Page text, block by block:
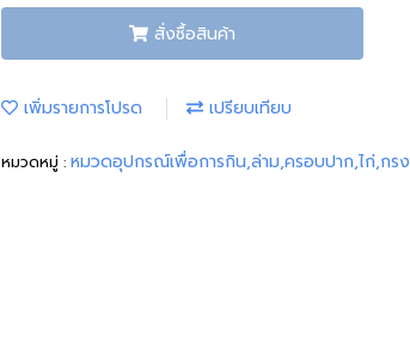
สั่งซื้อสินค้า
เพิ่มรายการโปรด เปรียบเทียบ
หมวดหมู่ : หมวดอุปกรณ์เพื่อการกิน,ล่าม,ครอบปาก,ไก่,กรง